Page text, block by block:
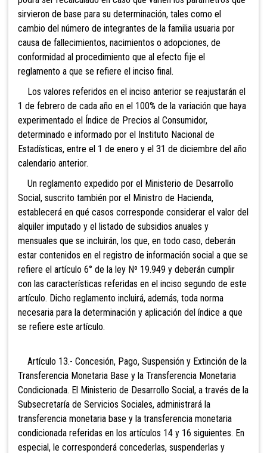
sirvieron de base para su determinación, tales como el
cambio del número de integrantes de la familia usuaria por
causa de fallecimientos, nacimientos o adopciones, de
conformidad al procedimiento que al efecto fije el
reglamento a que se refiere el inciso final.
Los valores referidos en el inciso anterior se reajustarán el
1 de febrero de cada año en el 100% de la variación que haya
experimentado el Índice de Precios al Consumidor,
determinado e informado por el Instituto Nacional de
Estadísticas, entre el 1 de enero y el 31 de diciembre del año
calendario anterior.
Un reglamento expedido por el Ministerio de Desarrollo
Social, suscrito también por el Ministro de Hacienda,
establecerá en qué casos corresponde considerar el valor del
alquiler imputado y el listado de subsidios anuales y
mensuales que se incluirán, los que, en todo caso, deberán
estar contenidos en el registro de información social a que se
refiere el artículo 6° de la ley Nº 19.949 y deberán cumplir
con las características referidas en el inciso segundo de este
artículo. Dicho reglamento incluirá, además, toda norma
necesaria para la determinación y aplicación del índice a que
se refiere este artículo.
Artículo 13.- Concesión, Pago, Suspensión y Extinción de la
Transferencia Monetaria Base y la Transferencia Monetaria
Condicionada. El Ministerio de Desarrollo Social, a través de la
Subsecretaría de Servicios Sociales, administrará la
transferencia monetaria base y la transferencia monetaria
condicionada referidas en los artículos 14 y 16 siguientes. En
especial, le corresponderá concederlas, suspenderlas y